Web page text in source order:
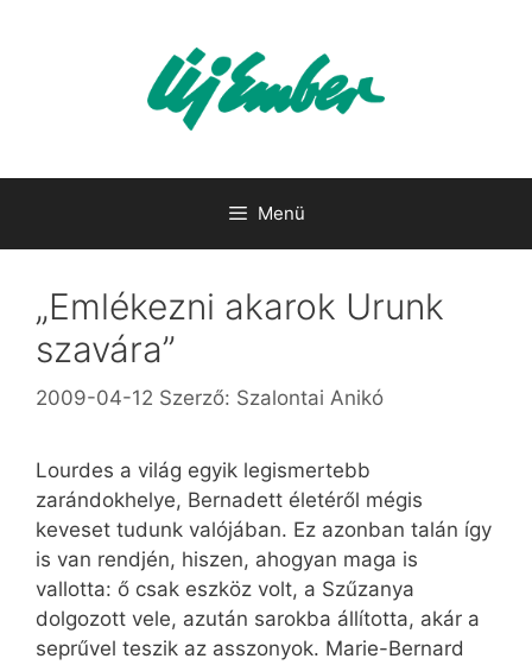
Menü
„Emlékezni akarok Urunk
szavára”
2009-04-12 Szerző: Szalontai Anikó
Lourdes a világ egyik legismertebb
zarándokhelye, Bernadett életéről mégis
keveset tudunk valójában. Ez azonban talán így
is van rendjén, hiszen, ahogyan maga is
vallotta: ő csak eszköz volt, a Szűzanya
dolgozott vele, azután sarokba állította, akár a
seprűvel teszik az asszonyok. Marie-Bernard